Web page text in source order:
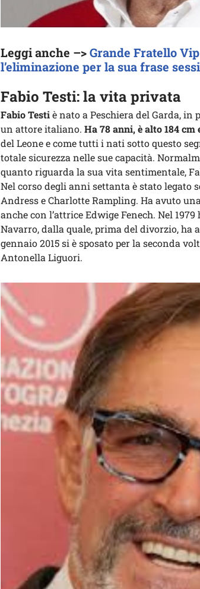
Leggi anche –>Grande Fratello
l’eliminazione per la sua frase
Fabio Testi: la vita privata
Fabio Testiè nato a Peschiera del Garda, in
un attore italiano. Ha 78 anni, è alto 184 cm
del Leone e come tutti i nati sotto questo
totale sicurezza nelle sue capacità.
quanto riguarda la sua vita sentimentale,
Nel corso degli anni settanta è stato
Andress e Charlotte Rampling. Ha avuto
anche con l’attrice Edwige Fenech. Nel
Navarro, dalla quale, prima del divorzio, ha
gennaio 2015 si è sposato per la seconda
Antonella Liguori.